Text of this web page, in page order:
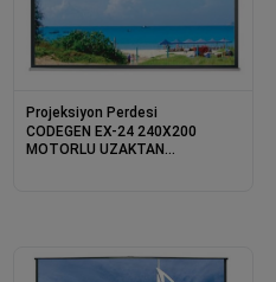
Projeksiyon Perdesi
CODEGEN EX-24 240X200
MOTORLU UZAKTAN